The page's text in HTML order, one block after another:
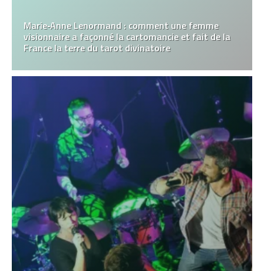
Marie‑Anne Lenormand : comment une femme
visionnaire a façonné la cartomancie et fait de la
France la terre du tarot divinatoire